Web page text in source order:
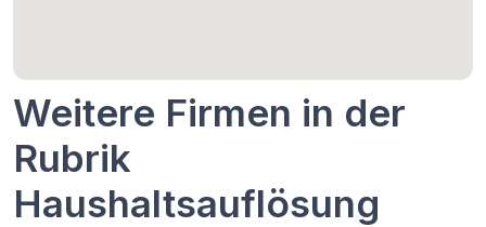
Weitere Firmen in der
Rubrik
Haushaltsauflösung